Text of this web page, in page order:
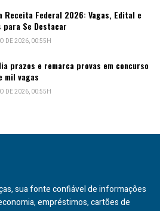
Receita Federal 2026: Vagas, Edital e
Se Destacar
DE 2026, 00:55H
prazos e remarca provas em concurso
mil vagas
DE 2026, 00:55H
sua fonte confiável de informações
empréstimos, cartões de